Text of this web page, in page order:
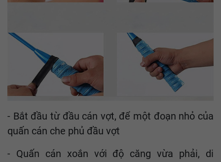
- Bắt đầu từ đầu cán vợt, để một đoạn nhỏ của
quấn cán che phủ đầu vợt
- Quấn cán xoắn với độ căng vừa phải, di